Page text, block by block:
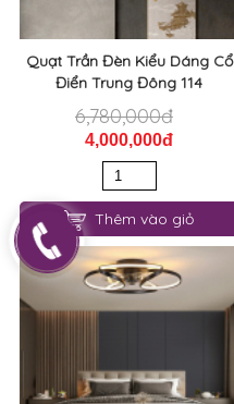
Quạt Trần Đèn Kiểu Dáng Cổ
Điển Trung Đông 114
6,780,000đ
4,000,000đ
Thêm vào giỏ